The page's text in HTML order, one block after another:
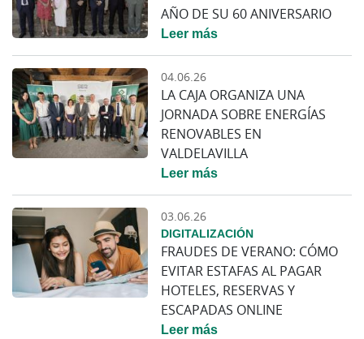
AÑO DE SU 60 ANIVERSARIO
Leer más
04.06.26
LA CAJA ORGANIZA UNA
JORNADA SOBRE ENERGÍAS
RENOVABLES EN
VALDELAVILLA
Leer más
03.06.26
DIGITALIZACIÓN
FRAUDES DE VERANO: CÓMO
EVITAR ESTAFAS AL PAGAR
HOTELES, RESERVAS Y
ESCAPADAS ONLINE
Leer más